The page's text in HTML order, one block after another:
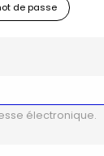
de passe
électronique.